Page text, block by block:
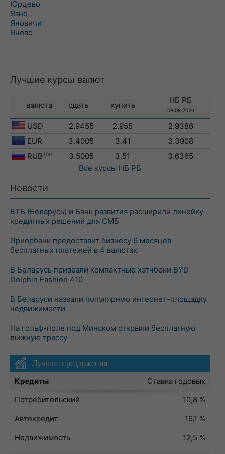
Юрцево
Язно
Яновичи
Яново
Лучшие курсы валют
валюта сдать купить
НБ РБ
08.08.2026
USD 2.9455 2.955
2.9386
EUR
3.4005 3.41
3.3908
RUB 100 3.5005 3.51
3.6365
Все курсы НБ РБ
Новости
ВТБ (Беларусь) и Банк развития расширили линейку
кредитных решений для СМБ
Приорбанк предоставит бизнесу 6 месяцев
бесплатных платежей в 4 валютах
В Беларусь привезли компактные хэтчбеки BYD
Dolphin Fashion 410
В Беларуси назвали популярную интернет-площадку
недвижимости
На гольф-поле под Минском открыли бесплатную
лыжную трассу
Лучшие предложения
Кредиты
Ставка годовых
Потребительский
10,8 %
Автокредит
16,1 %
Недвижимость
12,5 %